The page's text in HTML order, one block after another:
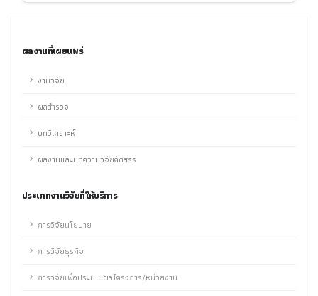
ผลงานที่เผยแพร่
งานวิจัย
ผลสำรวจ
บทวิเคราะห์
ผลงานและบทความวิจัยคัดสรร
ประเภทงานวิจัยที่ให้บริการ
การวิจัยนโยบาย
การวิจัยธุรกิจ
การวิจัยเพื่อประเมินผลโครงการ/หน่วยงาน